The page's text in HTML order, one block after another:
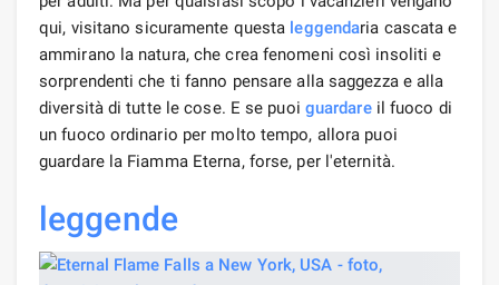
qui, visitano sicuramente questa leggendaria cascata e
ammirano la natura, che crea fenomeni così insoliti e
sorprendenti che ti fanno pensare alla saggezza e alla
diversità di tutte le cose. E se puoi guardareil fuoco di
un fuoco ordinario per molto tempo, allora puoi
guardare la Fiamma Eterna, forse, per l'eternità.
leggende